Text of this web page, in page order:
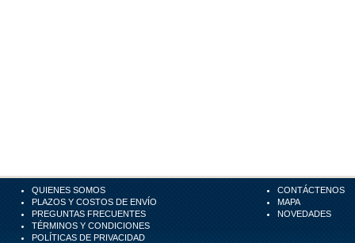
QUIENES SOMOS
PLAZOS Y COSTOS DE ENVÍO
PREGUNTAS FRECUENTES
TÉRMINOS Y CONDICIONES
POLÍTICAS DE PRIVACIDAD
CONTÁCTENOS
MAPA
NOVEDADES